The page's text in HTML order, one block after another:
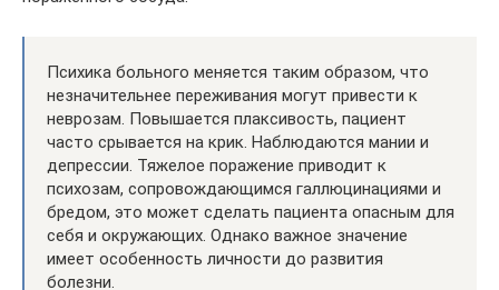
Психика больного меняется таким образом, что
незначительнее переживания могут привести к
неврозам. Повышается плаксивость, пациент
часто срывается на крик. Наблюдаются мании и
депрессии. Тяжелое поражение приводит к
психозам, сопровождающимся галлюцинациями и
бредом, это может сделать пациента опасным для
себя и окружающих. Однако важное значение
имеет особенность личности до развития
болезни.